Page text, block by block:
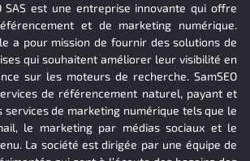
SAS est une entreprise innovante qui offre
et de marketing numérique.
a pour mission de fournir des solutions de
qui souhaitent améliorer leur visibilité en
sur les moteurs de recherche. SamSEO
de référencement naturel, payant et
services de marketing numérique tels que le
le marketing par médias sociaux et le
La société est dirigée par une équipe de